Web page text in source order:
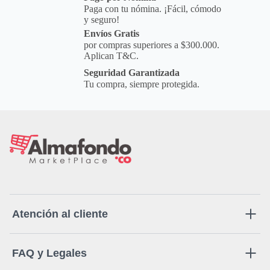
Envase práctico de fácil aplicación.
Paga con tu nómina. ¡Fácil, cómodo
y seguro!
Envíos Gratis
por compras superiores a $300.000.
Aplican T&C.
Seguridad Garantizada
Tu compra, siempre protegida.
Atención al cliente
FAQ y Legales